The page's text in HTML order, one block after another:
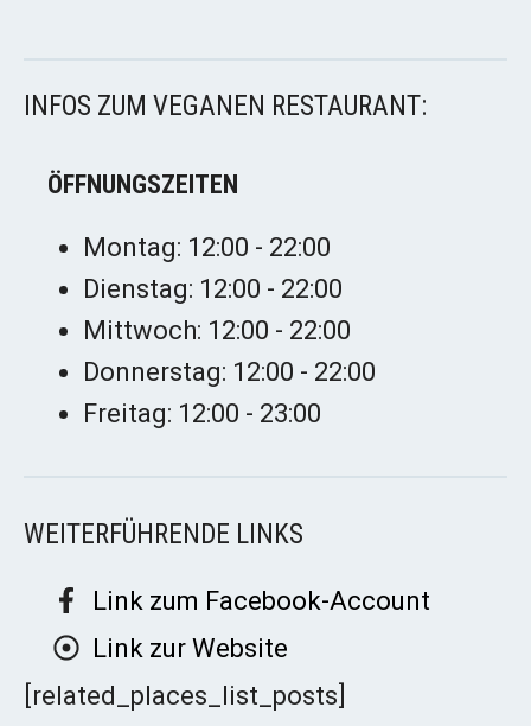
INFOS ZUM VEGANEN RESTAURANT:
ÖFFNUNGSZEITEN
Montag: 12:00 - 22:00
Dienstag: 12:00 - 22:00
Mittwoch: 12:00 - 22:00
Donnerstag: 12:00 - 22:00
Freitag: 12:00 - 23:00
WEITERFÜHRENDE LINKS
Link zum Facebook-Account
Link zur Website
[related_places_list_posts]